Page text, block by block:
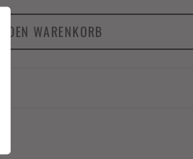
IN DEN WARENKORB